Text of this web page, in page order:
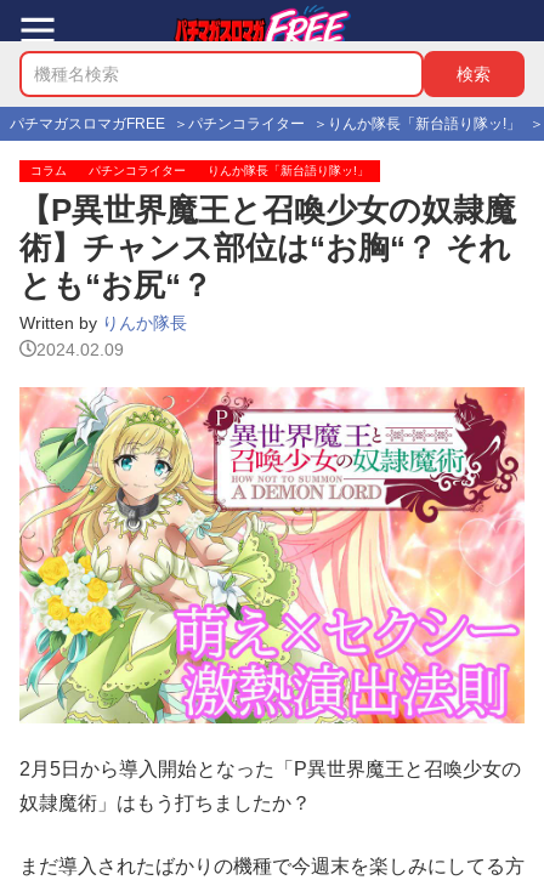
パチマガスロマガFREE パチンコライター りんか隊長「新台語り隊ッ!」
コラム パチンコライター りんか隊長「新台語り隊ッ!」
【P異世界魔王と召喚少女の奴隷魔
術】チャンス部位は“お胸“？ それ
とも“お尻“？
Written by りんか隊長
2024.02.09
2月5日から導入開始となった「P異世界魔王と召喚少女の
奴隷魔術」はもう打ちましたか？
まだ導入されたばかりの機種で今週末を楽しみにしてる方